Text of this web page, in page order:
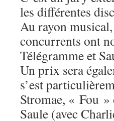
les différentes
Au rayon
concurrents ont
Télégramme et
Un prix sera
s’est
Stromae, « Fou
Saule (avec